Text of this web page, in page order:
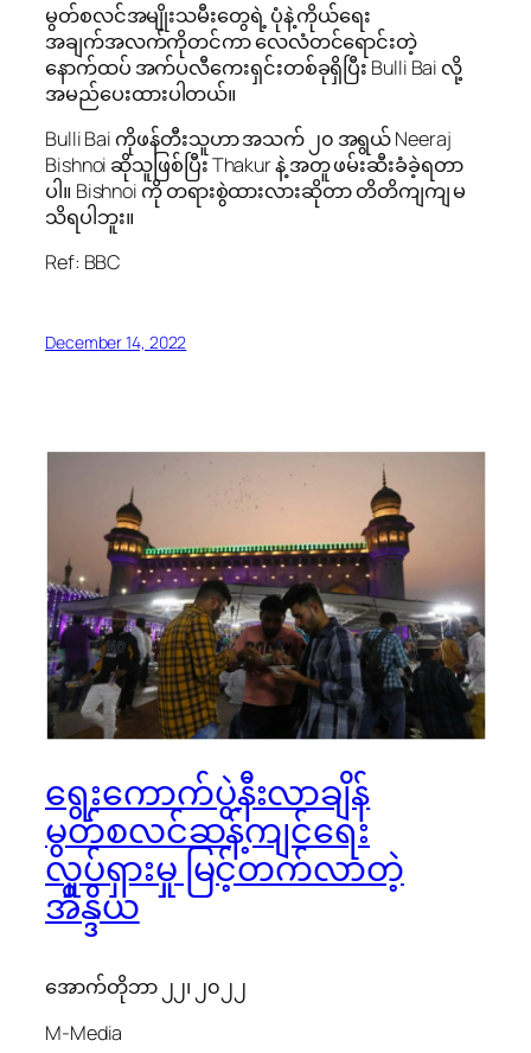
မွတ်စလင်အမျိုးသမီးတွေရဲ့ ပုံနဲ့ ကိုယ်ရေး
အချက်အလက်ကိုတင်ကာ လေလံတင်ရောင်းတဲ့
နောက်ထပ် အက်ပလီကေးရှင်းတစ်ခုရှိပြီး Bulli Bai လို့
အမည်ပေးထားပါတယ်။
Bulli Bai ကိုဖန်တီးသူဟာ အသက် ၂၀ အရွယ် Neeraj
Bishnoi ဆိုသူဖြစ်ပြီး Thakur နဲ့ အတူ ဖမ်းဆီးခံခဲ့ရတာ
ပါ။ Bishnoi ကို တရားစွဲထားလားဆိုတာ တိတိကျကျ မ
သိရပါဘူး။
Ref: BBC
December 14, 2022
ရွေးကောက်ပွဲနီးလာချိန်
မွတ်စလင်ဆန့်ကျင်ရေး
လှုပ်ရှားမှု မြင့်တက်လာတဲ့
အိန္ဒိယ
အောက်တိုဘာ ၂၂၊ ၂၀၂၂
M-Media